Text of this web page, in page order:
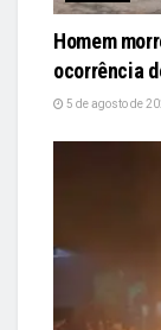
Homem
ocorrência
5 de agosto de